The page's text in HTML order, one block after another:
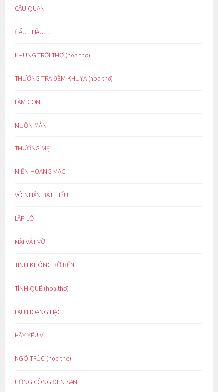
CẨU QUAN
ĐẤU THẦU…
KHUNG TRỜI THƠ (hoạ thơ)
THƯỞNG TRÀ ĐÊM KHUYA (hoạ thơ)
LÀM CON
MUỘN MẰN
THƯƠNG MẸ
MIỀN HOANG MẠC
VÔ NHÂN BẤT HIẾU
LẬP LỜ
MÃI VẬT VỜ
TÌNH KHÔNG BỜ BẾN
TÌNH QUÊ (hoạ thơ)
LẦU HOÀNG HẠC
HÃY YÊU VÌ
NGÕ TRÚC (hoạ thơ)
UỔNG CÔNG ĐÈN SÁNH